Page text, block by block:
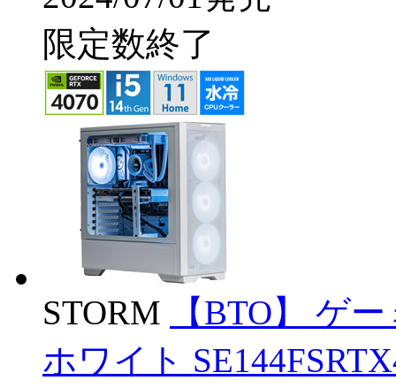
限定数終了
STORM
【BTO】 ゲ
ホワイト